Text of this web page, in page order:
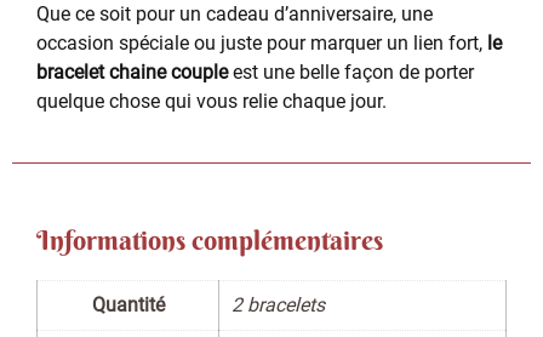
Que ce soit pour un cadeau d’anniversaire, une
occasion spéciale ou juste pour marquer un lien fort, le
bracelet chaine coupleest une belle façon de porter
quelque chose qui vous relie chaque jour.
Informations complémentaires
Quantité 2 bracelets